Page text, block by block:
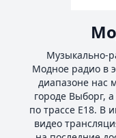
Музыкально-
Модное радио в
диапазоне нас
городе Выборг,
по трассе E18. В
видео